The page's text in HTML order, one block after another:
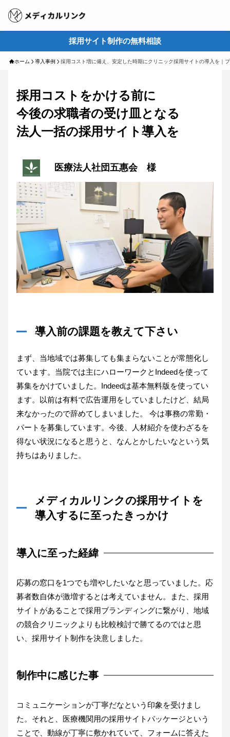
採用サイト制作の無料相談
ホーム 導入事例 採用コスト増に備え、安定した時期にクリニック採用サイトの導入を
採用コストをかける前に
今後の求職者の受け皿となる
法人一括の採用サイト導入を
医療法人社団五惠会 様
導入前の課題を教えて下さい
まず、当地域では募集しても集まらないことが常態化し
ています。当院では主にハローワークとIndeedを使って
募集をかけていました。Indeedは基本無料版を使ってい
ます。以前は有料で広告運用をしていましたけど、結局
来なかったので辞めてしまいました。 今は事務の常勤・
パートを募集しています。今後、人材紹介を使わざるを
得ない状況になると思うと、なんとかしたいなという気
持ちはありました。
メディカルリンクの採用サイトを
導入するに至ったきっかけ
導入に至った経緯
応募の窓口を1つでも増やしたいなと思っていました。応
募者数自体が激増するとは考えていません。また、採用
サイトがあることで採用ブランディングに繋がり、地域
の競合クリニックよりも比較検討で勝てるのではと思
い、採用サイト制作を決意しました。
制作中に感じた事
コミュニケーションが丁寧だなという印象を受けまし
た。それと、医療機関用の採用サイトパッケージという
ことで、動線が丁寧に敷かれていて、フォームに答えた